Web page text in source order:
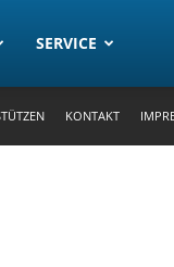
SERVICE
KONTAKT